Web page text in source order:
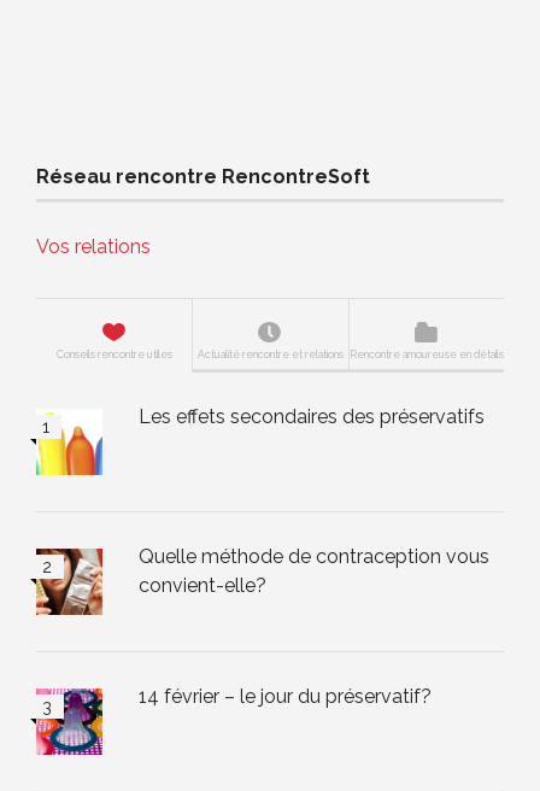
Réseau rencontre RencontreSoft
Vos relations
Conseils rencontre utiles Actualité rencontre et relations Rencontre amoureuse en détails
Les effets secondaires des préservatifs
Quelle méthode de contraception vous
convient-elle?
14 février – le jour du préservatif?